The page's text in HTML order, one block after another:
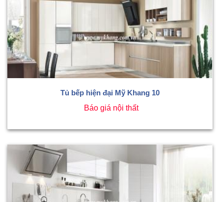
Tủ bếp hiện đại Mỹ Khang 10
Báo giá nội thất